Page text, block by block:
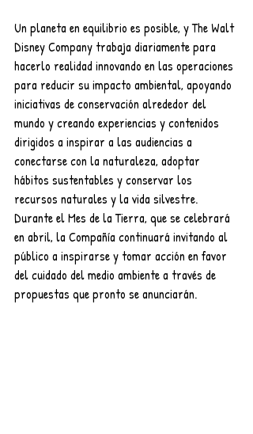
Un planeta en equilibrio es posible, y The Walt
Disney Company trabaja diariamente para
hacerlo realidad innovando en las operaciones
para reducir su impacto ambiental, apoyando
iniciativas de conservación alrededor del
mundo y creando experiencias y contenidos
dirigidos a inspirar a las audiencias a
conectarse con la naturaleza, adoptar
hábitos sustentables y conservar los
recursos naturales y la vida silvestre.
Durante el Mes de la Tierra, que se celebrará
en abril, la Compañía continuará invitando al
público a inspirarse y tomar acción en favor
del cuidado del medio ambiente a través de
propuestas que pronto se anunciarán.